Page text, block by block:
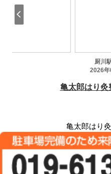
亀太郎はり